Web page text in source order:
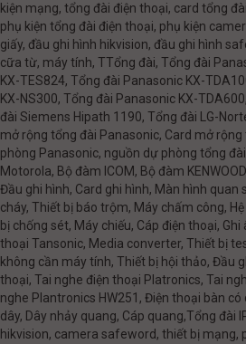
kiện mạng, tổng đài điện thoại, card tổng
phụ kiện tổng đài điện thoại, phụ kiện
giấy, đầu ghi hình hikvision, đầu ghi hình
cữa từ, máy tính, TTổng đài, Tổng đài
KX-TES824, Tổng đài Panasonic KX-
KX-NS300, Tổng đài Panasonic KX-
đài Siemens Hipath 1190, Tổng đài LG-
mở rộng tổng đài Panasonic, Card mở
phòng Panasonic, nguồn dự phòng tổng
Motorola, Bộ đàm ICOM, Bộ đàm
Đầu ghi hình, Card ghi hình, Màn hình quan
cháy, Thiết bị báo trộm, Máy chấm công,
bị chống sét, Máy chiếu, Cáp điện thoại,
thoại Tansonic, Media converter, Thiết bị
không cần máy tính, Thiết bị hội thảo, Đầu
thoại, Tai nghe điện thoại Platronics, Tai
nghe Plantronics HW251, Điện thoại bàn
dây, Dây nhảy quang, Cáp quang,Tổng đài
hikvision, camera safeword, thiết bị mạng,